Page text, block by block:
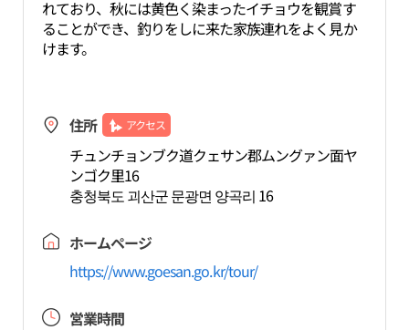
れており、秋には黄色く染まったイチョウを観賞す
ることができ、釣りをしに来た家族連れをよく見か
けます。
住所 アクセス
チュンチョンブク道クェサン郡ムングァン面ヤ
ンゴク里16
충청북도 괴산군 문광면 양곡리 16
ホームページ
https://www.goesan.go.kr/tour/
営業時間